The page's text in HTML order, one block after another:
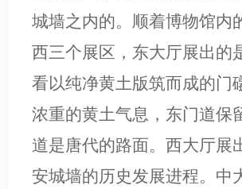
城墙之内的。顺着博物馆内
西三个展区，东大厅展出的
看以纯净黄土版筑而成的门
浓重的黄土气息，东门道保
道是唐代的路面。西大厅展
安城墙的历史发展进程。中